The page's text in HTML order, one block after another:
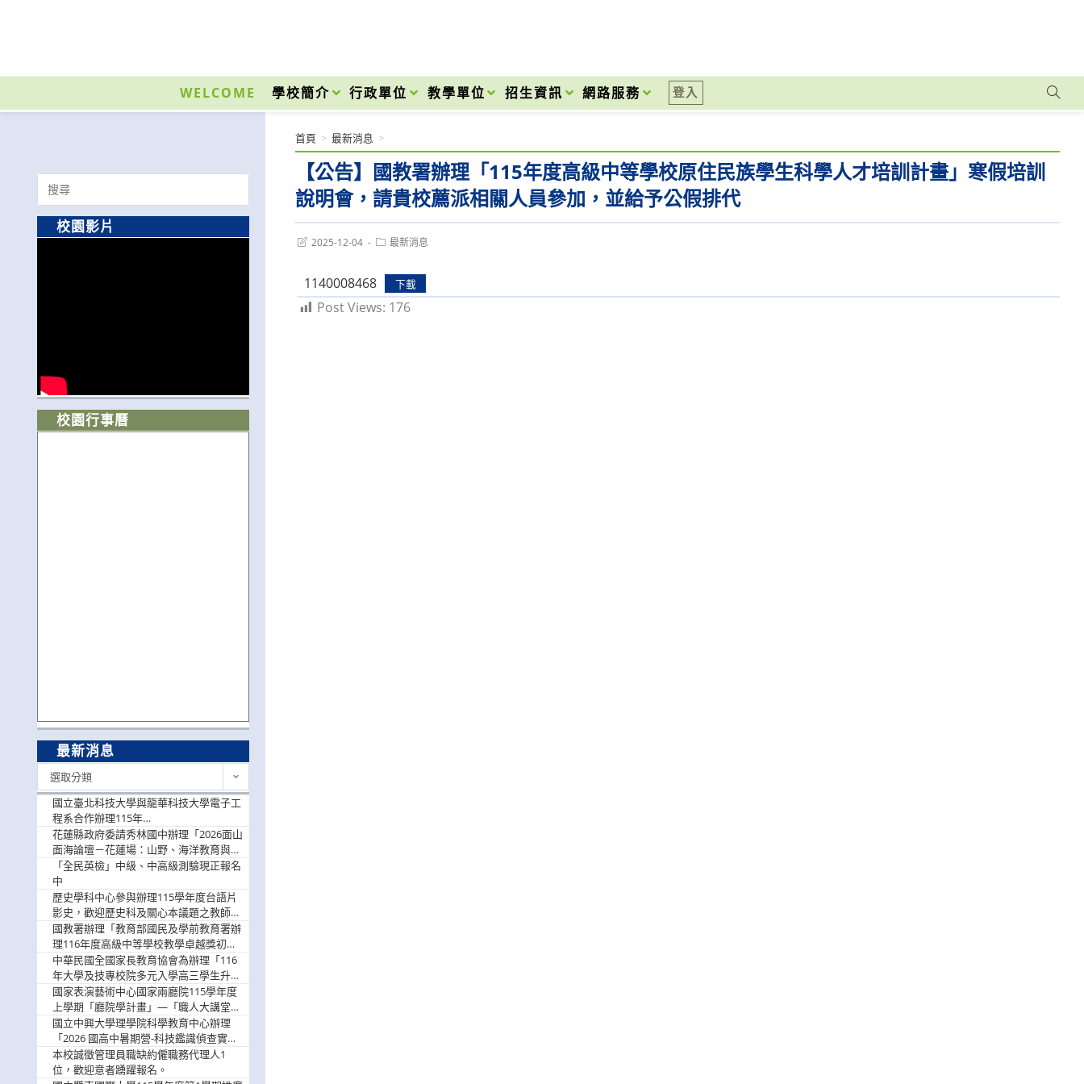
內
WELCOME 學校簡介 行政單位 教學單位 招生資訊 網路服務 登入
【公告】國教署辦理「115年度高級中等學校原住民族學生科學人才培訓計畫」寒假培訓
說明會，請貴校薦派相關人員參加，並給予公假排代
首頁 > 最新消息 >
Post2025-12-04
Post最新消息
1140008468 下載
Post Views: 176
Search
for:
校園影片
校園行事曆
最新消息
選取分類
國立臺北科技大學與龍華科技大學電子工
程系合作辦理115年
「115.08.10~08.12「AI賦能應用於智慧半
導體研習營」，歡迎學生踴躍報名參加
花蓮縣政府委請秀林國中辦理「2026面山
面海論壇－花蓮場：山野、海洋教育與戶
外安全實務課程」，歡迎踴躍報名參加
「全民英檢」中級、中高級測驗現正報名
中
歷史學科中心參與辦理115學年度台語片
影史，歡迎歷史科及關心本議題之教師踴
躍報名參加
國教署辦理「教育部國民及學前教育署辦
理116年度高級中等學校教學卓越獎初選
實施計畫」，鼓勵教師踴躍報名
中華民國全國家長教育協會為辦理「116
年大學及技專校院多元入學高三學生升學
輔導家長說明會」
國家表演藝術中心國家兩廳院115學年度
上學期「廳院學計畫」—「職人大講堂」
及「一日體驗課程」，鼓勵踴躍報名參
與。
國立中興大學理學院科學教育中心辦理
「2026 國高中暑期營-科技鑑識偵查實戰
營」活動資訊，鼓勵學生踴躍報名參加。
本校誠徵管理員職缺約僱職務代理人1
位，歡迎意者踴躍報名。